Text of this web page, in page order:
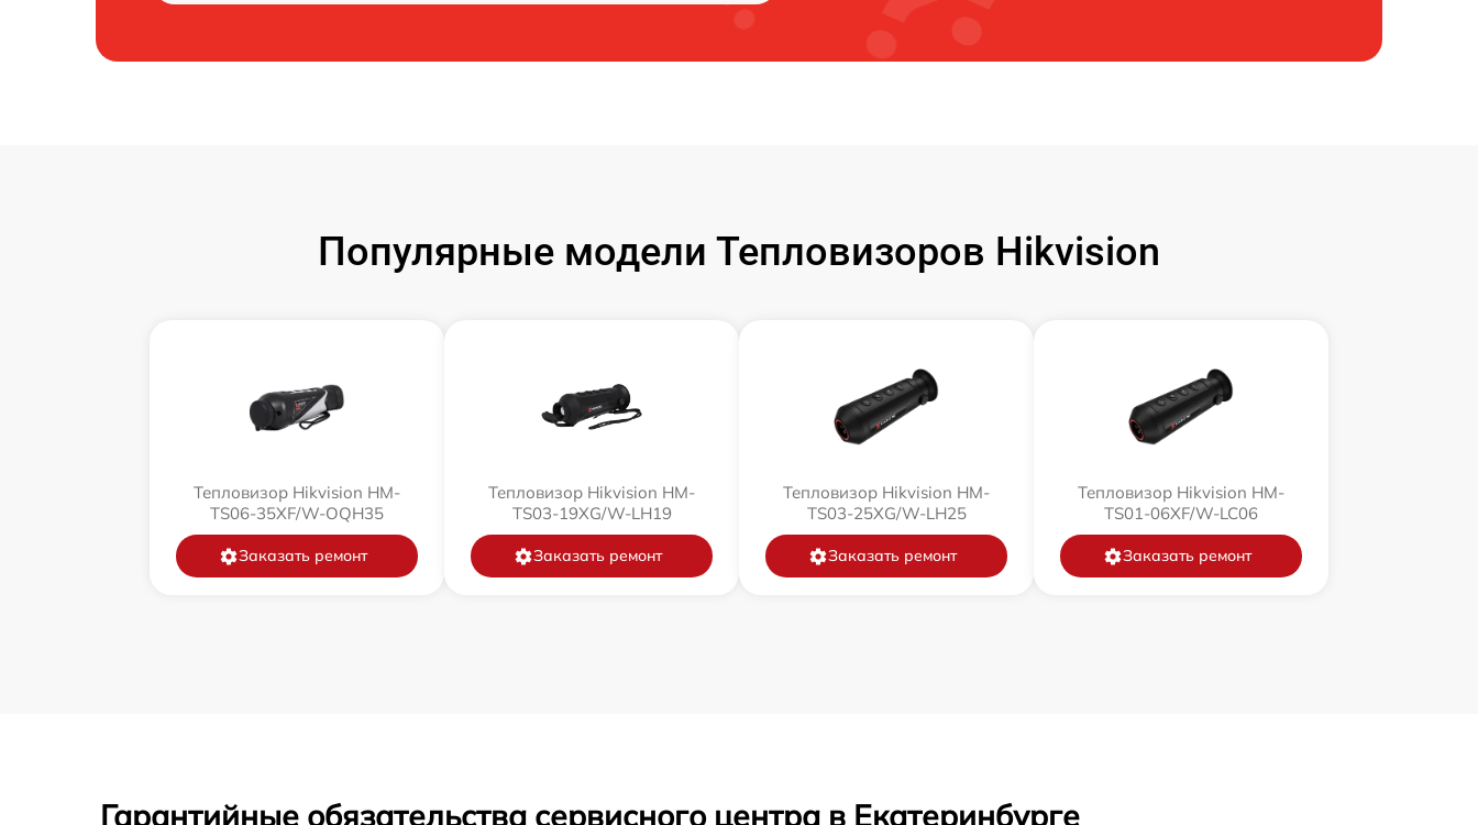
Популярные модели Тепловизоров Hikvision
Тепловизор Hikvision HM-
TS06-35XF/W-OQH35
Заказать ремонт
Тепловизор Hikvision HM-
TS03-19XG/W-LH19
Заказать ремонт
Тепловизор Hikvision HM-
TS03-25XG/W-LH25
Заказать ремонт
Тепловизор Hikvision HM-
TS01-06XF/W-LC06
Заказать ремонт
Гарантийные обязательства сервисного центра в Екатеринбурге